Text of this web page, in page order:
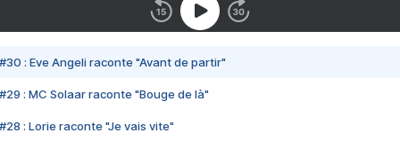
#30 : Eve Angeli raconte "Avant de partir"
#29 : MC Solaar raconte "Bouge de là"
#28 : Lorie raconte "Je vais vite"